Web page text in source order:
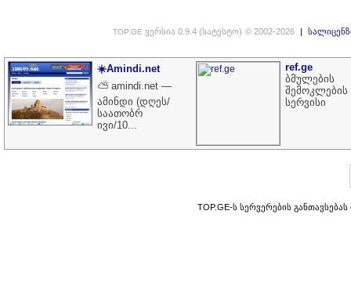
TOP.GE ვერსია 0.9.4 (სატესტო) © 2002-2026 |
☀️Amindi.net
⛅ amindi.net —
ამინდი (დღეს/
საათობრ
ივი/10...
ref.ge
ბმულების
შემოკლების
სერვისი
TOP.GE-ს სერვერების